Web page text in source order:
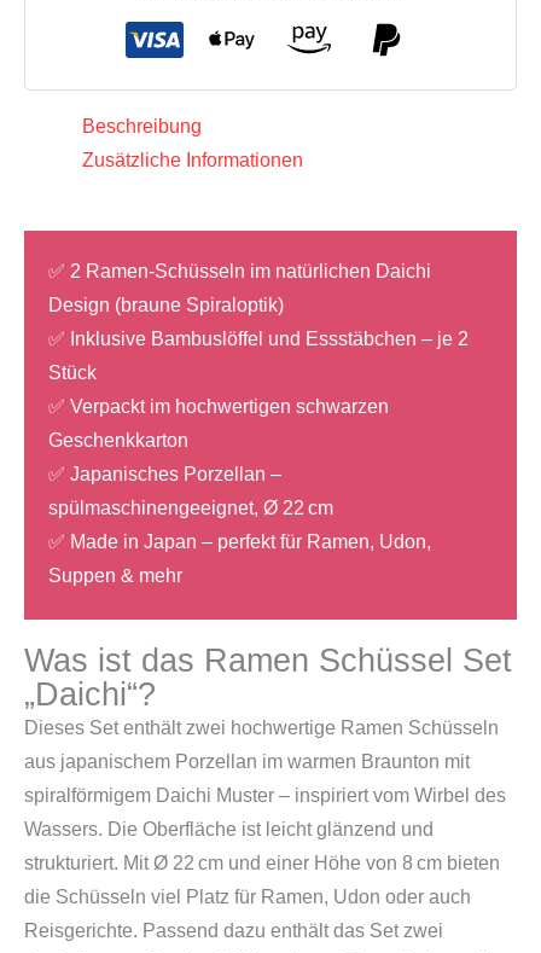
Menge
Beschreibung
Zusätzliche Informationen
✅ 2 Ramen-Schüsseln im natürlichen Daichi
Design (braune Spiraloptik)
✅ Inklusive Bambuslöffel und Essstäbchen – je 2
Stück
✅ Verpackt im hochwertigen schwarzen
Geschenkkarton
✅ Japanisches Porzellan –
spülmaschinengeeignet, Ø 22 cm
✅ Made in Japan – perfekt für Ramen, Udon,
Suppen & mehr
Was ist das Ramen Schüssel Set
„Daichi“?
Dieses Set enthält zwei hochwertige Ramen Schüsseln
aus japanischem Porzellan im warmen Braunton mit
spiralförmigem Daichi Muster – inspiriert vom Wirbel des
Wassers. Die Oberfläche ist leicht glänzend und
strukturiert. Mit Ø 22 cm und einer Höhe von 8 cm bieten
die Schüsseln viel Platz für Ramen, Udon oder auch
Reisgerichte. Passend dazu enthält das Set zwei